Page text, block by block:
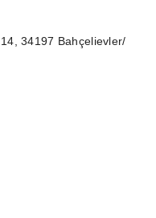
34197 Bahçelievler/